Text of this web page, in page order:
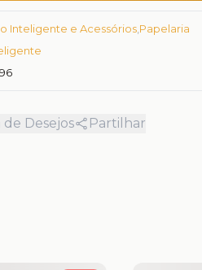
Inteligente e Acessórios Papelaria
de Desejos Partilhar